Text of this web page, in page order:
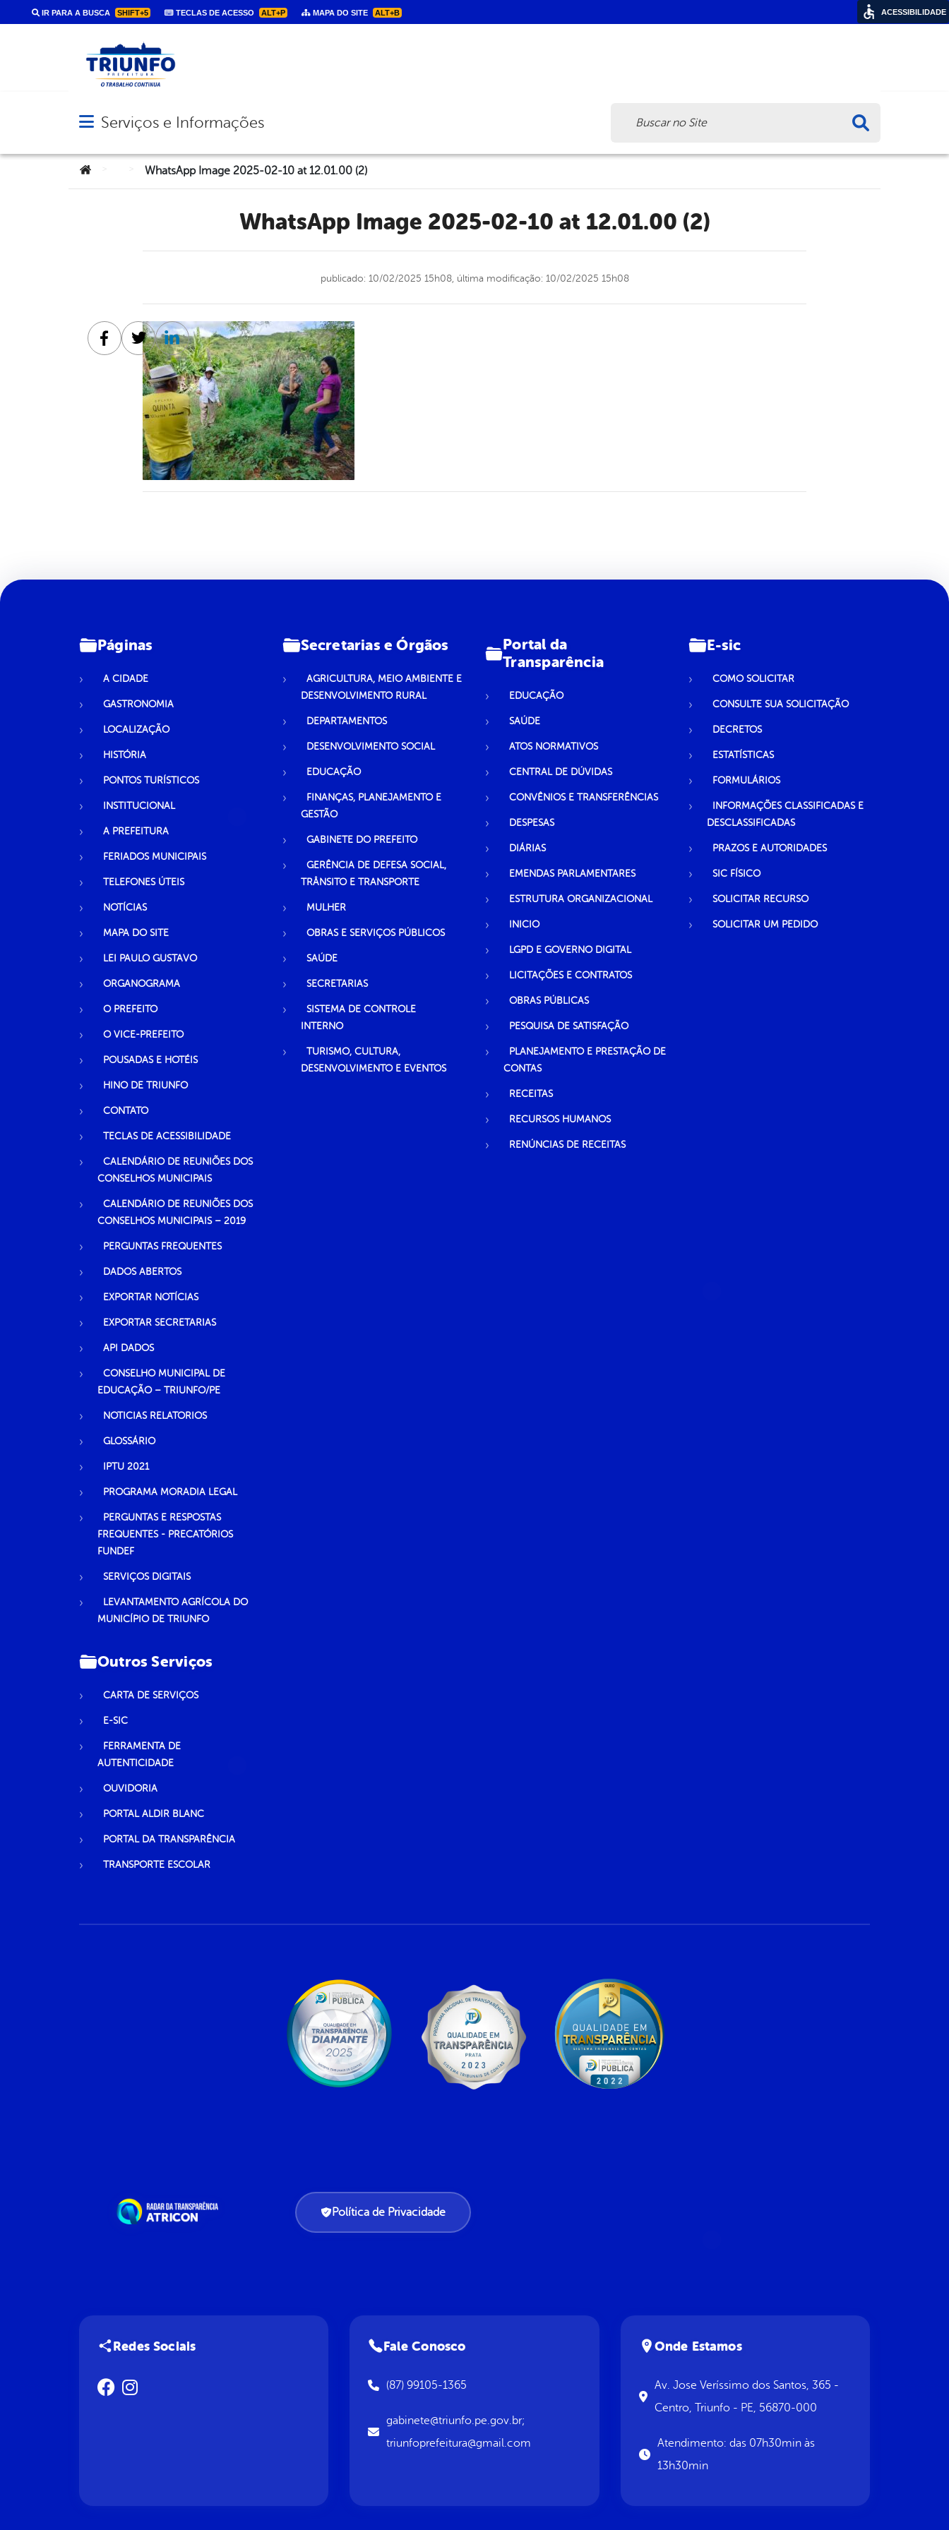
IR PARA A BUSCA SHIFT+5 TECLAS DE ACESSO ALT+P MAPA DO SITE ALT+B
Abrir menu principal de navegação
Serviços e Informações
Você está aqui:WhatsApp Image 2025-02-10 at 12.01.00 (2)
WhatsApp Image 2025-02-10 at 12.01.00 (2)
publicado: 10/02/2025 15h08, última modificação: 10/02/2025 15h08
Facebook
TwitterLinkedin
Páginas
A CIDADE
GASTRONOMIA
LOCALIZAÇÃO
HISTÓRIA
PONTOS TURÍSTICOS
INSTITUCIONAL
A PREFEITURA
FERIADOS MUNICIPAIS
TELEFONES ÚTEIS
NOTÍCIAS
MAPA DO SITE
LEI PAULO GUSTAVO
ORGANOGRAMA
O PREFEITO
O VICE-PREFEITO
POUSADAS E HOTÉIS
HINO DE TRIUNFO
CONTATO
TECLAS DE ACESSIBILIDADE
CALENDÁRIO DE REUNIÕES DOS
CONSELHOS MUNICIPAIS
CALENDÁRIO DE REUNIÕES DOS
CONSELHOS MUNICIPAIS – 2019
PERGUNTAS FREQUENTES
DADOS ABERTOS
EXPORTAR NOTÍCIAS
EXPORTAR SECRETARIAS
API DADOS
CONSELHO MUNICIPAL DE
EDUCAÇÃO – TRIUNFO/PE
NOTICIAS RELATORIOS
GLOSSÁRIO
IPTU 2021
PROGRAMA MORADIA LEGAL
PERGUNTAS E RESPOSTAS
FREQUENTES - PRECATÓRIOS
FUNDEF
SERVIÇOS DIGITAIS
LEVANTAMENTO AGRÍCOLA DO
MUNICÍPIO DE TRIUNFO
Secretarias e Órgãos
AGRICULTURA, MEIO AMBIENTE E
DESENVOLVIMENTO RURAL
DEPARTAMENTOS
DESENVOLVIMENTO SOCIAL
EDUCAÇÃO
FINANÇAS, PLANEJAMENTO E
GESTÃO
GABINETE DO PREFEITO
GERÊNCIA DE DEFESA SOCIAL,
TRÂNSITO E TRANSPORTE
MULHER
OBRAS E SERVIÇOS PÚBLICOS
SAÚDE
SECRETARIAS
SISTEMA DE CONTROLE
INTERNO
TURISMO, CULTURA,
DESENVOLVIMENTO E EVENTOS
Portal da
Transparência
EDUCAÇÃO
SAÚDE
ATOS NORMATIVOS
CENTRAL DE DÚVIDAS
CONVÊNIOS E TRANSFERÊNCIAS
DESPESAS
DIÁRIAS
EMENDAS PARLAMENTARES
ESTRUTURA ORGANIZACIONAL
INICIO
LGPD E GOVERNO DIGITAL
LICITAÇÕES E CONTRATOS
OBRAS PÚBLICAS
PESQUISA DE SATISFAÇÃO
PLANEJAMENTO E PRESTAÇÃO DE
CONTAS
RECEITAS
RECURSOS HUMANOS
RENÚNCIAS DE RECEITAS
E-sic
COMO SOLICITAR
CONSULTE SUA SOLICITAÇÃO
DECRETOS
ESTATÍSTICAS
FORMULÁRIOS
INFORMAÇÕES CLASSIFICADAS E
DESCLASSIFICADAS
PRAZOS E AUTORIDADES
SIC FÍSICO
SOLICITAR RECURSO
SOLICITAR UM PEDIDO
Outros Serviços
CARTA DE SERVIÇOS
E-SIC
FERRAMENTA DE
AUTENTICIDADE
OUVIDORIA
PORTAL ALDIR BLANC
PORTAL DA TRANSPARÊNCIA
TRANSPORTE ESCOLAR
Política de Privacidade
Redes Sociais Fale Conosco
(87) 99105-1365
gabinete@triunfo.pe.gov.br;
triunfoprefeitura@gmail.com
Onde Estamos
Av. Jose Veríssimo dos Santos, 365 -
Centro, Triunfo - PE, 56870-000
Atendimento: das 07h30min às
13h30min
ACESSIBILIDADE